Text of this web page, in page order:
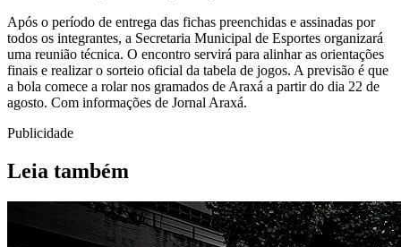
Após o período de entrega das fichas preenchidas e assinadas por
todos os integrantes, a Secretaria Municipal de Esportes organizará
uma reunião técnica. O encontro servirá para alinhar as orientações
finais e realizar o sorteio oficial da tabela de jogos. A previsão é que
a bola comece a rolar nos gramados de Araxá a partir do dia 22 de
agosto. Com informações de Jornal Araxá.
Publicidade
Leia também